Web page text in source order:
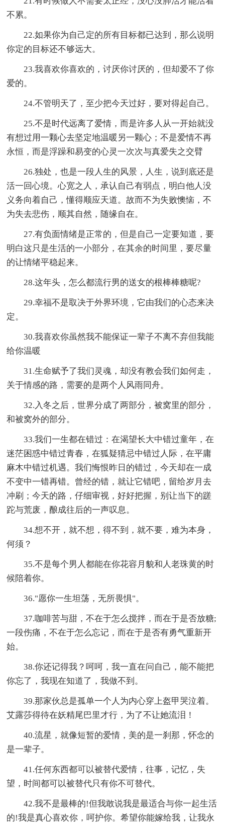
不累。
22.如果你为自己定的所有目标都已达到，那么说明
你定的目标还不够远大。
23.我喜欢你喜欢的，讨厌你讨厌的，但却爱不了你
爱的。
24.不管明天了，至少把今天过好，要对得起自己。
25.不是时代远离了爱情，而是许多人从一开始就没
有想过用一颗心去坚定地温暖另一颗心；不是爱情不再
永恒，而是浮躁和易变的心灵一次次与真爱失之交臂
26.独处，也是一段人生的风景，人生，说到底还是
活一回心境。心宽之人，承认自己有弱点，明白他人没
义务向着自己，懂得顺应天道。故而不为失败懊恼，不
为失去悲伤，顺其自然，随缘自在。
27.有负面情绪是正常的，但是自己一定要知道，要
明白这只是生活的一小部分，在其余的时间里，要尽量
的让情绪平稳起来。
28.这年头，怎么都流行男的送女的根棒棒糖呢?
29.幸福不是取决于外界环境，它由我们的心态来决
定。
30.我喜欢你虽然我不能保证一辈子不离不弃但我能
给你温暖
31.生命赋予了我们灵魂，却没有教会我们如何走，
关于情感的路，需要的是两个人风雨同舟。
32.入冬之后，世界分成了两部分，被窝里的部分，
和被窝外的部分。
33.我们一生都在错过：在渴望长大中错过童年，在
迷茫困惑中错过青春，在狐疑猜忌中错过人际，在平庸
麻木中错过机遇。我们悔恨昨日的错过，今天却在一成
不变中一错再错。曾经的错，就让它错吧，留给岁月去
冲刷；今天的路，仔细审视，好好把握，别让当下的蹉
跎与荒废，酿成往后的一声叹息。
34.想不开，就不想，得不到，就不要，难为本身，
何须？
35.不是每个男人都能在你花容月貌和人老珠黄的时
候陪着你。
36."愿你一生坦荡，无所畏惧"。
37.咖啡苦与甜，不在于怎么搅拌，而在于是否放糖;
一段伤痛，不在于怎么忘记，而在于是否有勇气重新开
始。
38.你还记得我？呵呵，我一直在问自己，能不能把
你忘了，我现在知道了，我做不到。
39.那家伙总是孤单一个人为内心穿上盔甲哭泣着。
艾露莎得待在妖精尾巴里才行，为了不让她流泪！
40.流星，就像短暂的爱情，美的是一刹那，怀念的
是一辈子。
41.任何东西都可以被替代爱情，往事，记忆，失
望，时间都可以被替代只有你不可替代。
42.我不是最棒的!但我敢说我是最适合与你一起生活
的!我是真心喜欢你，呵护你。希望你能嫁给我，让我永